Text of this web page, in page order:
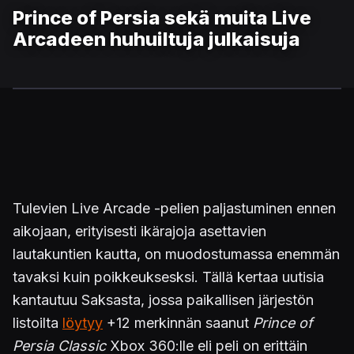
Prince of Persia sekä muita Live
Arcadeen huhuiltuja julkaisuja
Tulevien Live Arcade -pelien paljastuminen ennen
aikojaan, erityisesti ikärajoja asettavien
lautakuntien kautta, on muodostumassa enemmän
tavaksi kuin poikkeuksesksi. Tällä kertaa uutisia
kantautuu Saksasta, jossa paikallisen järjestön
listoilta löytyy +12 merkinnän saanut Prince of
Persia ClassicXbox 360:lle eli peli on erittäin